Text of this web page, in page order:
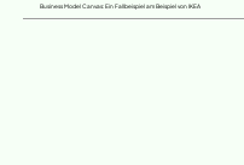
Business Model Canvas: Ein Fallbeispiel am Beispiel von IKEA